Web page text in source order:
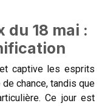
18 mai :
captive les esprits
chance, tandis que
Ce jour est